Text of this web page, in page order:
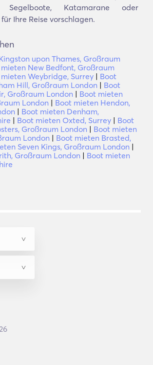
Katamarane oder
Ihre Reise vorschlagen.
upon Thames, Großraum
New Bedfont, Großraum
Weybridge, Surrey | Boot
Hill, Großraum London | Boot
Großraum London | Boot mieten
London | Boot mieten Hendon,
| Boot mieten Denham,
| Boot mieten Oxted, Surrey | Boot
Großraum London | Boot mieten
London | Boot mieten Brasted,
Seven Kings, Großraum London |
Großraum London | Boot mieten